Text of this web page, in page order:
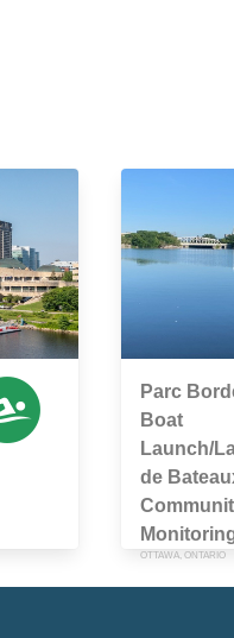
Parc
Boat
Launch/
de
OTTAWA, ONTARIO